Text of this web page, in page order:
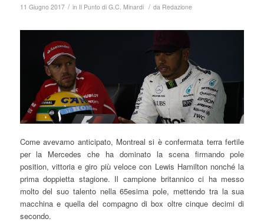
11 Giugno 2017 / in Il Punto di G.C. Minardi / da Redazione
Come avevamo anticipato, Montreal si è confermata terra fertile
per la Mercedes che ha dominato la scena firmando pole
position, vittoria e giro più veloce con Lewis Hamilton nonché la
prima doppietta stagione. Il campione britannico ci ha messo
molto del suo talento nella 65esima pole, mettendo tra la sua
macchina e quella del compagno di box oltre cinque decimi di
secondo.